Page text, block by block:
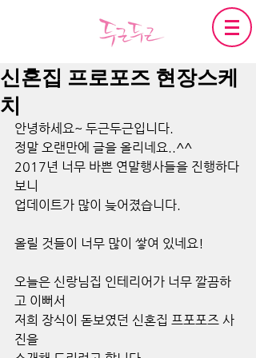
신혼집 프로포즈 현장스케
치
안녕하세요~ 두근두근입니다.
정말 오랜만에 글을 올리네요..^^
2017년 너무 바쁜 연말행사들을 진행하다
보니
업데이트가 많이 늦어졌습니다.
올릴 것들이 너무 많이 쌓여 있네요!
오늘은 신랑님집 인테리어가 너무 깔끔하
고 이뻐서
저희 장식이 돋보였던 신혼집 프포포즈 사
진을